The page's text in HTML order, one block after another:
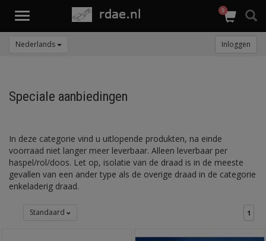
Toggle
0
Nederlands Inloggen
Speciale aanbiedingen
In deze categorie vind u uitlopende produkten, na einde
voorraad niet langer meer leverbaar. Alleen leverbaar per
haspel/rol/doos. Let op, isolatie van de draad is in de meeste
gevallen van een ander type als de overige draad in de categorie
enkeladerig draad.
Standaard 1